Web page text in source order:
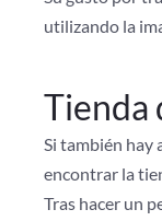
utilizando la
Tienda
Si también hay
encontrar la
Tras hacer un